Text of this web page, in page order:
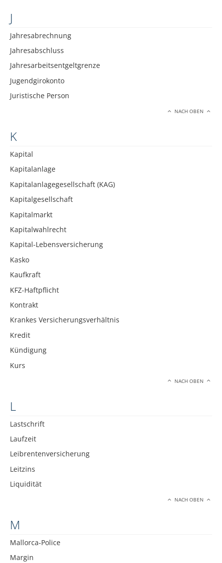
J
Jahresabrechnung
Jahresabschluss
Jahresarbeitsentgeltgrenze
Jugendgirokonto
Juristische Person
NACH OBEN
K
Kapital
Kapitalanlage
Kapitalanlagegesellschaft (KAG)
Kapitalgesellschaft
Kapitalmarkt
Kapitalwahlrecht
Kapital-Lebensversicherung
Kasko
Kaufkraft
KFZ-Haftpflicht
Kontrakt
Krankes Versicherungsverhältnis
Kredit
Kündigung
Kurs
NACH OBEN
L
Lastschrift
Laufzeit
Leibrentenversicherung
Leitzins
Liquidität
NACH OBEN
M
Mallorca-Police
Margin